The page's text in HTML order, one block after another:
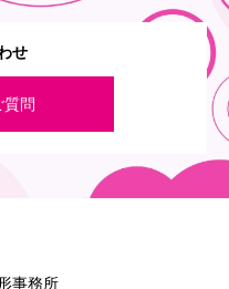
せ
質問
事務所